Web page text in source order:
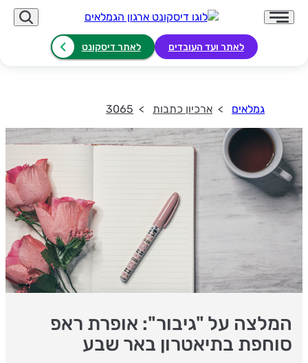
לאתר ועד העובדים לאתר דיסקונט
גמלאים ארכיון כתבות 3065
המלצה על "גיבור": אופרת ראפ
סוחפת בתיאטרון באר שבע